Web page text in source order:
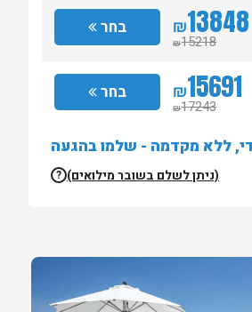
בחר ₪13848
₪15218
בחר ₪15691
₪17243
ללא מקדמה - שלמו בהגעה
(ניתן לשלם בשובר מילואים) ?